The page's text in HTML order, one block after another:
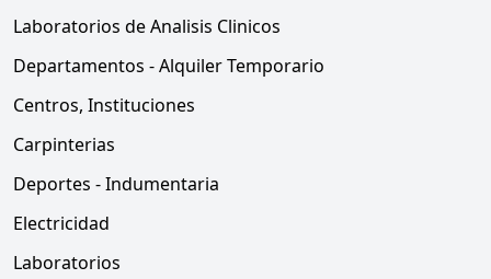
Laboratorios de Analisis Clinicos
Departamentos - Alquiler Temporario
Centros, Instituciones
Carpinterias
Deportes - Indumentaria
Electricidad
Laboratorios